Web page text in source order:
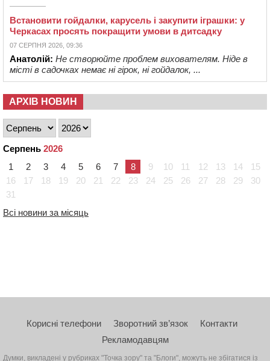
Встановити гойдалки, карусель і закупити іграшки: у
Черкасах просять покращити умови в дитсадку
07 СЕРПНЯ 2026, 09:36
Анатолій: Не створюйте проблем вихователям. Ніде в
місті в садочках немає ні гірок, ні гойдалок, ...
АРХІВ НОВИН
Серпень 2026
1
2 3 4 5 6 7 8 9 10 11 12 13 14
15
16
17 18 19 20 21 22 23 24 25 26 27 28 29
30
31
Всі новини за місяць
Корисні телефони Зворотний зв’язок
Контакти
Рекламодавцям
Думки, викладені у рубриках "Точка зору" та "Блоги", можуть не збігатися із